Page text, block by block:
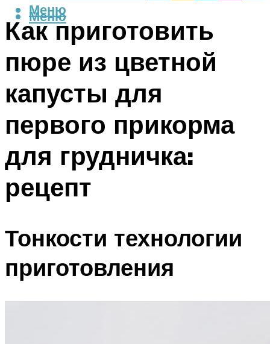
Меню
Меню
Как приготовить
пюре из цветной
капусты для
первого прикорма
для грудничка:
рецепт
Тонкости технологии
приготовления